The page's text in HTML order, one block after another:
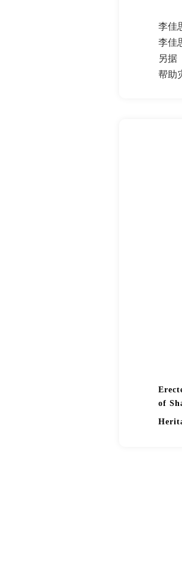
李佳
李佳
另据
帮助
of